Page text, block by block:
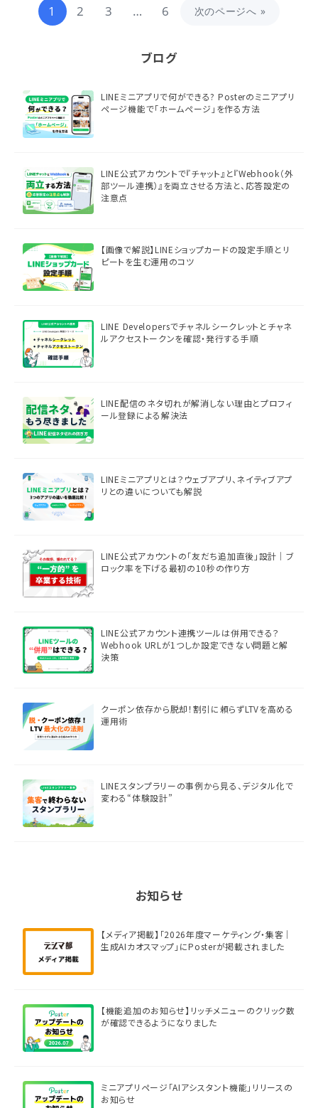
1 2 3 … 6 次のページへ »
ブログ
LINEミニアプリで何ができる? Posterのミニアプリ
ページ機能で「ホームページ」を作る方法
LINE公式アカウントで『チャット』と『Webhook（外
部ツール連携）』を両立させる方法と、応答設定の
注意点
【画像で解説】LINEショップカードの設定手順とリ
ピートを生む運用のコツ
LINE Developersでチャネルシークレットとチャネ
ルアクセストークンを確認・発行する手順
LINE配信のネタ切れが解消しない理由とプロフィ
ール登録による解決法
LINEミニアプリとは？ウェブアプリ、ネイティブアプ
リとの違いについても解説
LINE公式アカウントの「友だち追加直後」設計｜ブ
ロック率を下げる最初の10秒の作り方
LINE公式アカウント連携ツールは併用できる？
Webhook URLが1つしか設定できない問題と解
決策
クーポン依存から脱却！割引に頼らずLTVを高める
運用術
LINEスタンプラリーの事例から見る、デジタル化で
変わる“体験設計”
お知らせ
【メディア掲載】「2026年度マーケティング・集客｜
生成AIカオスマップ」にPosterが掲載されました
【機能追加のお知らせ】リッチメニューのクリック数
が確認できるようになりました
ミニアプリページ「AIアシスタント機能」リリースの
お知らせ